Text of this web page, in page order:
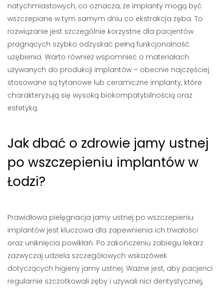
natychmiastowych, co oznacza, że implanty mogą być
wszczepiane w tym samym dniu co ekstrakcja zęba. To
rozwiązanie jest szczególnie korzystne dla pacjentów
pragnących szybko odzyskać pełną funkcjonalność
uzębienia. Warto również wspomnieć o materiałach
używanych do produkcji implantów – obecnie najczęściej
stosowane są tytanowe lub ceramiczne implanty, które
charakteryzują się wysoką biokompatybilnością oraz
estetyką.
Jak dbać o zdrowie jamy ustnej
po wszczepieniu implantów w
Łodzi?
Prawidłowa pielęgnacja jamy ustnej po wszczepieniu
implantów jest kluczowa dla zapewnienia ich trwałości
oraz uniknięcia powikłań. Po zakończeniu zabiegu lekarz
zazwyczaj udziela szczegółowych wskazówek
dotyczących higieny jamy ustnej. Ważne jest, aby pacjenci
regularnie szczotkowali zęby i używali nici dentystycznej,